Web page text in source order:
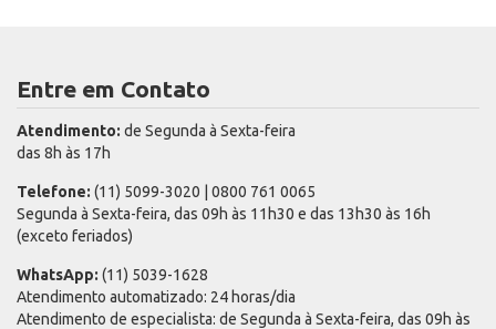
Entre em Contato
Atendimento: de Segunda à Sexta-feira
das 8h às 17h
Telefone: (11) 5099-3020 | 0800 761 0065
Segunda à Sexta-feira, das 09h às 11h30 e das 13h30 às 16h
(exceto feriados)
WhatsApp: (11) 5039-1628
Atendimento automatizado: 24 horas/dia
Atendimento de especialista: de Segunda à Sexta-feira, das 09h às